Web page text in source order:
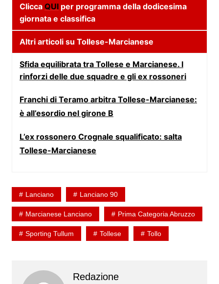
Clicca QUIper programma della dodicesima
giornata e classifica
Altri articoli su Tollese-Marcianese
Sfida equilibrata tra Tollese e Marcianese. I
rinforzi delle due squadre e gli ex rossoneri
Franchi di Teramo arbitra Tollese-Marcianese:
è all’esordio nel girone B
L’ex rossonero Crognale squalificato: salta
Tollese-Marcianese
Lanciano Lanciano 90
Marcianese Lanciano Prima Categoria Abruzzo
Sporting Tullum Tollese Tollo
Redazione